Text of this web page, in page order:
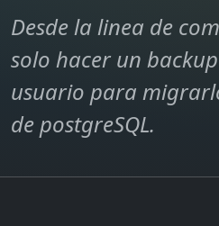
Desde la linea de
solo hacer un
usuario para
de postgreSQL.